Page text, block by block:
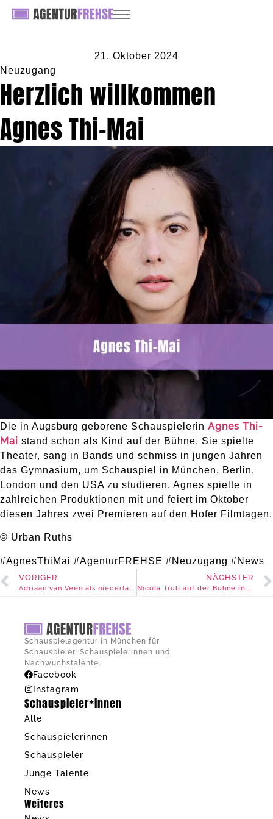
21. Oktober 2024
Neuzugang
Herzlich willkommen
Agnes Thi-Mai
Die in Augsburg geborene Schauspielerin Agnes Thi-
Mai stand schon als Kind auf der Bühne. Sie spielte
Theater, sang in Bands und schmiss in jungen Jahren
das Gymnasium, um Schauspiel in München, Berlin,
London und den USA zu studieren. Agnes spielte in
zahlreichen Produktionen mit und feiert im Oktober
diesen Jahres zwei Premieren auf den Hofer Filmtagen.
© Urban Ruths
#AgnesThiMai #AgenturFREHSE #Neuzugang #News
VORIGER
Adriaan van Veen als niederländischer Ermittler
NÄCHSTER
Nicola Trub auf der Bühne in Landshut
Schauspielagentur in München für
Schauspieler, Schauspielerinnen und
Nachwuchstalente.
Facebook
Instagram
Schauspieler*innen
Alle
Schauspielerinnen
Schauspieler
Junge Talente
News
Weiteres